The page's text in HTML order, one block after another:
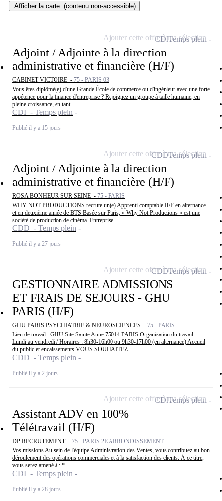
Afficher la carte (contenu non-accessible)
Adjoint / Adjointe à la direction
administrative et financière (H/F)
CABINET VICTOIRE - 75 - PARIS 03
Vous êtes diplômé(e) d'une Grande École de commerce ou d'ingénieur avec une forte
appétence pour la finance d'entreprise ? Rejoignez un groupe à taille humaine, en
pleine croissance, en tant...
CDI - Temps plein
Publié il y a 15 jours
CDITemps plein
Ajouter cette offre à ma sélection
Adjoint / Adjointe à la direction
administrative et financière (H/F)
ROSA BONHEUR SUR SEINE - 75 - PARIS
WHY NOT PRODUCTIONS recrute un(e) Apprenti comptable H/F en alternance
et en deuxième année de BTS Basée sur Paris, « Why Not Productions » est une
société de production de cinéma. Entreprise...
CDD - Temps plein
Publié il y a 27 jours
CDDTemps plein
Ajouter cette offre à ma sélection
GESTIONNAIRE ADMISSIONS
ET FRAIS DE SEJOURS - GHU
PARIS (H/F)
GHU PARIS PSYCHIATRIE & NEUROSCIENCES - 75 - PARIS
Lieu de travail : GHU Site Sainte Anne 75014 PARIS Organisation du travail :
Lundi au vendredi / Horaires : 8h30-16h00 ou 9h30-17h00 (en alternance) Accueil
du public et encaissements VOUS SOUHAITEZ...
CDD - Temps plein
Publié il y a 2 jours
CDDTemps plein
Ajouter cette offre à ma sélection
Assistant ADV en 100%
Télétravail (H/F)
DP RECRUTEMENT - 75 - PARIS 2E ARRONDISSEMENT
Vos missions Au sein de l'équipe Administration des Ventes, vous contribuez au bon
déroulement des opérations commerciales et à la satisfaction des clients. À ce titre,
vous serez amené à : *...
CDI - Temps plein
Publié il y a 28 jours
CDITemps plein
Ajouter cette offre à ma sélection